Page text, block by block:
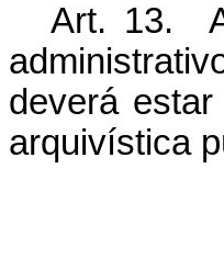
Art. 13.
deverá
arquivística